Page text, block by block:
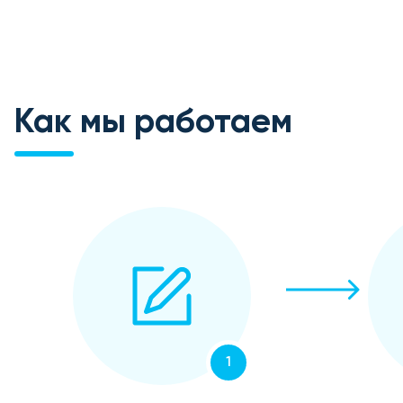
Как мы работаем
1